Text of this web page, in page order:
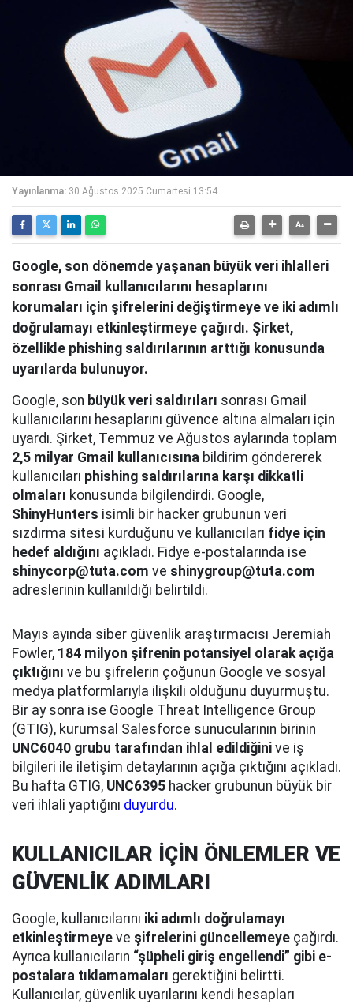
Yayınlanma: 30 Ağustos 2025 Cumartesi 13:54
Google, son dönemde yaşanan büyük veri ihlalleri
sonrası Gmail kullanıcılarını hesaplarını
korumaları için şifrelerini değiştirmeye ve iki adımlı
doğrulamayı etkinleştirmeye çağırdı. Şirket,
özellikle phishing saldırılarının arttığı konusunda
uyarılarda bulunuyor.
Google, son büyük veri saldırıları sonrası Gmail
kullanıcılarını hesaplarını güvence altına almaları için
uyardı. Şirket, Temmuz ve Ağustos aylarında toplam
2,5 milyar Gmail kullanıcısına bildirim göndererek
kullanıcıları phishing saldırılarına karşı dikkatli
olmaları konusunda bilgilendirdi. Google,
ShinyHunters isimli bir hacker grubunun veri
sızdırma sitesi kurduğunu ve kullanıcıları fidye için
hedef aldığını açıkladı. Fidye e-postalarında ise
shinycorp@tuta.com ve shinygroup@tuta.com
adreslerinin kullanıldığı belirtildi.
Mayıs ayında siber güvenlik araştırmacısı Jeremiah
Fowler, 184 milyon şifrenin potansiyel olarak açığa
çıktığını ve bu şifrelerin çoğunun Google ve sosyal
medya platformlarıyla ilişkili olduğunu duyurmuştu.
Bir ay sonra ise Google Threat Intelligence Group
(GTIG), kurumsal Salesforce sunucularının birinin
UNC6040 grubu tarafından ihlal edildiğini ve iş
bilgileri ile iletişim detaylarının açığa çıktığını açıkladı.
Bu hafta GTIG, UNC6395 hacker grubunun büyük bir
veri ihlali yaptığını duyurdu.
KULLANICILAR İÇİN ÖNLEMLER VE
GÜVENLİK ADIMLARI
Google, kullanıcılarını iki adımlı doğrulamayı
etkinleştirmeye ve şifrelerini güncellemeye çağırdı.
Ayrıca kullanıcıların “şüpheli giriş engellendi” gibi e-
postalara tıklamamaları gerektiğini belirtti.
Kullanıcılar, güvenlik uyarılarını kendi hesapları